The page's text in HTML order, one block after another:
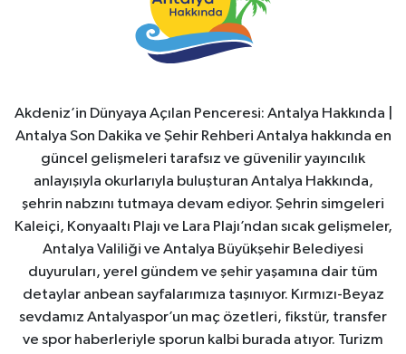
Akdeniz’in Dünyaya Açılan Penceresi: Antalya Hakkında |
Antalya Son Dakika ve Şehir Rehberi Antalya hakkında en
güncel gelişmeleri tarafsız ve güvenilir yayıncılık
anlayışıyla okurlarıyla buluşturan Antalya Hakkında,
şehrin nabzını tutmaya devam ediyor. Şehrin simgeleri
Kaleiçi, Konyaaltı Plajı ve Lara Plajı’ndan sıcak gelişmeler,
Antalya Valiliği ve Antalya Büyükşehir Belediyesi
duyuruları, yerel gündem ve şehir yaşamına dair tüm
detaylar anbean sayfalarımıza taşınıyor. Kırmızı-Beyaz
sevdamız Antalyaspor’un maç özetleri, fikstür, transfer
ve spor haberleriyle sporun kalbi burada atıyor. Turizm